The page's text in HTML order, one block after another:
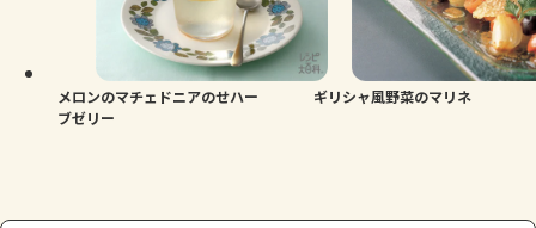
よくあるお問い合わせ
お買い物
メロンのマチェドニアのせハー
ブゼリー
ギリシャ風野菜のマリネ